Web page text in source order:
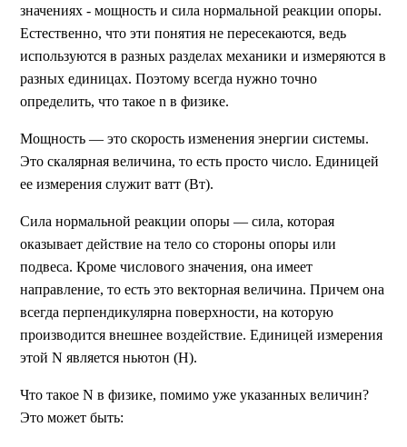
значениях - мощность и сила нормальной реакции опоры.
Естественно, что эти понятия не пересекаются, ведь
используются в разных разделах механики и измеряются в
разных единицах. Поэтому всегда нужно точно
определить, что такое n в физике.
Мощность — это скорость изменения энергии системы.
Это скалярная величина, то есть просто число. Единицей
ее измерения служит ватт (Вт).
Сила нормальной реакции опоры — сила, которая
оказывает действие на тело со стороны опоры или
подвеса. Кроме числового значения, она имеет
направление, то есть это векторная величина. Причем она
всегда перпендикулярна поверхности, на которую
производится внешнее воздействие. Единицей измерения
этой N является ньютон (Н).
Что такое N в физике, помимо уже указанных величин?
Это может быть: